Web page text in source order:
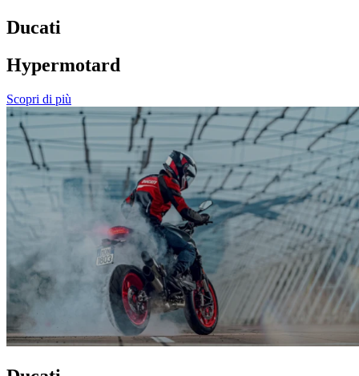
Ducati
Hypermotard
Scopri di più